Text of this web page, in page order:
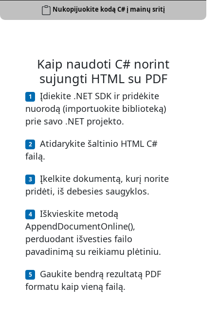
Nukopijuokite kodą C# į mainų sritį
Kaip naudoti C# norint
sujungti HTML su PDF
Įdiekite .NET SDK ir pridėkite
nuorodą (importuokite biblioteką)
prie savo .NET projekto.
Atidarykite šaltinio HTML C#
failą.
Įkelkite dokumentą, kurį norite
pridėti, iš debesies saugyklos.
Iškvieskite metodą
AppendDocumentOnline(),
perduodant išvesties failo
pavadinimą su reikiamu plėtiniu.
Gaukite bendrą rezultatą PDF
formatu kaip vieną failą.